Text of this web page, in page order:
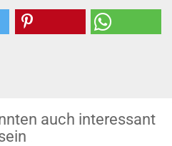
auch interessant